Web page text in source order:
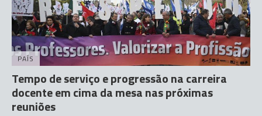
PAÍS
Tempo de serviço e progressão na carreira
docente em cima da mesa nas próximas
reuniões